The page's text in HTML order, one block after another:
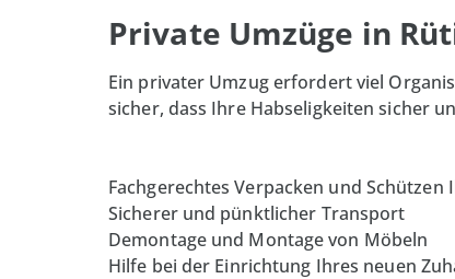
Private Umzüge in
Ein privater Umzug erfordert viel
sicher, dass Ihre Habseligkeiten sicher
Fachgerechtes Verpacken und Schützen
Sicherer und pünktlicher Transport
Demontage und Montage von Möbeln
Hilfe bei der Einrichtung Ihres neuen